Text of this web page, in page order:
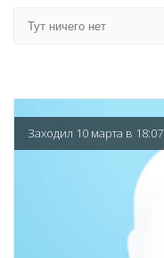
Тут ничего нет
Заходил 10 марта в 18:07